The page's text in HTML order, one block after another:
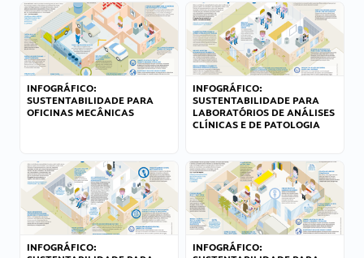
INFOGRÁFICO:
SUSTENTABILIDADE PARA
OFICINAS MECÂNICAS
INFOGRÁFICO:
SUSTENTABILIDADE PARA
LABORATÓRIOS DE ANÁLISES
CLÍNICAS E DE PATOLOGIA
INFOGRÁFICO:
INFOGRÁFICO: